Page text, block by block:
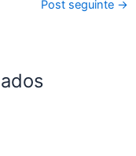
Post seguinte →